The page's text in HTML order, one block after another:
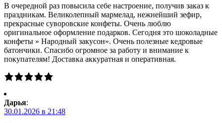
В очередной раз повысила себе настроение, получив заказ к
праздникам. Великолепный мармелад, нежнейший зефир,
прекрасные суворовские конфеты. Очень люблю
оригинальное оформление подарков. Сегодня это шоколадные
конфеты » Народный закусон». Очень полезные кедровые
батончики. Спасибо огромное за работу и внимание к
покупателям! Доставка аккуратная и оперативная.
Дарья:
30.01.2026 в 21:48